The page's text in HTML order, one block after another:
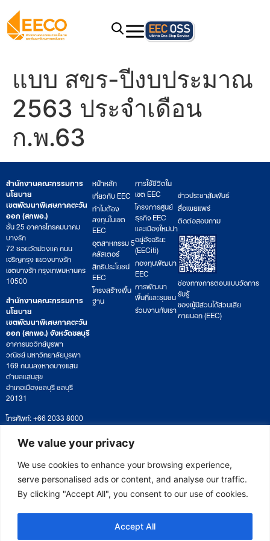
We value your privacy
We use cookies to enhance your browsing experience,
serve personalised ads or content, and analyse our traffic.
By clicking "Accept All", you consent to our use of cookies.
Accept All
แบบ สขร-ปีงบประมาณ
2563 ประจำเดือน
ก.พ.63
สำนักงานคณะกรรมการ
นโยบาย
เขตพัฒนาพิเศษภาคตะวัน
ออก (สกพอ.)
ชั้น 25 อาคารโทรคมนาคม
บางรัก
72 ซอยวัดม่วงแค ถนน
เจริญกรุง แขวงบางรัก
เขตบางรัก กรุงเทพมหานคร
10500
สำนักงานคณะกรรมการ
นโยบาย
เขตพัฒนาพิเศษภาคตะวัน
ออก (สกพอ.) จังหวัดชลบุรี
อาคารนววิทย์บูรพา
วณิชย์ มหาวิทยาลัยบูรพา
169 ถนนลงหาดบางแสน
ตำบลแสนสุข
อำเภอเมืองชลบุรี ชลบุรี
20131
โทรศัพท์: +66 2033 8000
เวลาทำการ: จันทร์ – ศุกร์
09:00 – 17:00 น.
ติดตามหนังสือหรือยื่นเอกสาร
saraban@eeco.or.th
หน้าหลัก
เกี่ยวกับ EEC
ทำไมต้อง
ลงทุนในเขต
EEC
อุตสาหกรรม 5
คลัสเตอร์
สิทธิประโยชน์
EEC
โครงสร้างพื้น
ฐาน
การใช้ชีวิตใน
เขต EEC
โครงการศูนย์
ธุรกิจ EEC
และเมืองใหม่น่า
อยู่อัจฉริยะ
(EECiti)
กองทุนพัฒนา
EEC
การพัฒนา
พื้นที่และชุมชน
ร่วมงานกับเรา
ข่าวประชาสัมพันธ์
สื่อเผยแพร่
ติดต่อสอบถาม
ช่องทางการตอบแบบวัดการ
รับรู้
ของผู้มีส่วนได้ส่วนเสีย
ภายนอก (EEC)
Copyright © 2025 Eastern Economic Corridor Office (EECO)